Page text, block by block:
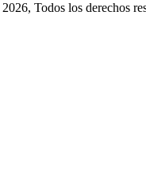
Todos los derechos